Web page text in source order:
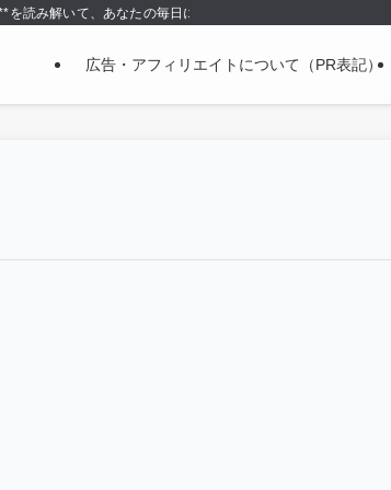
読み解いて、あなたの毎日に使える形で持ち帰る場所です。
広告・アフィリエイトについて（PR表記）